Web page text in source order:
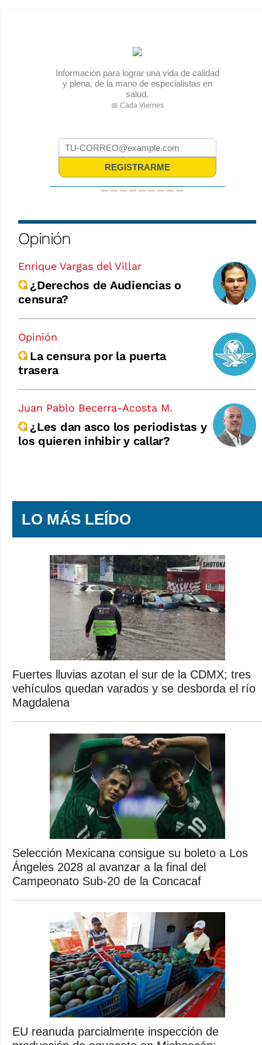
Opinión
Enrique Vargas del Villar
¿Derechos de Audiencias o
censura?
Opinión
La censura por la puerta
trasera
Juan Pablo Becerra-Acosta M.
¿Les dan asco los periodistas y
los quieren inhibir y callar?
LO MÁS LEÍDO
Fuertes lluvias azotan el sur de la CDMX; tres
vehículos quedan varados y se desborda el río
Magdalena
Selección Mexicana consigue su boleto a Los
Ángeles 2028 al avanzar a la final del
Campeonato Sub-20 de la Concacaf
EU reanuda parcialmente inspección de